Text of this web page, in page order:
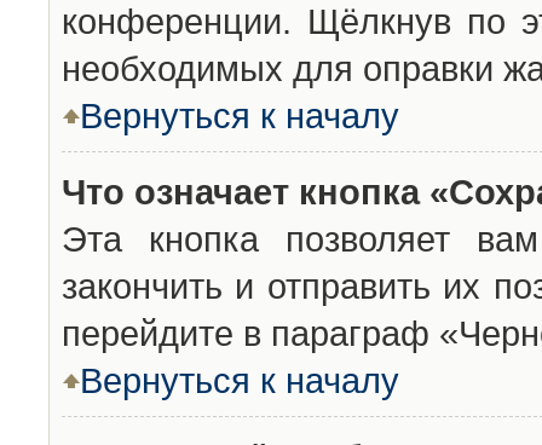
конференции. Щёлкнув по
необходимых для оправки
Вернуться к началу
Что означает кнопка
Эта кнопка позволяет
закончить и отправить их
перейдите в параграф
Вернуться к началу